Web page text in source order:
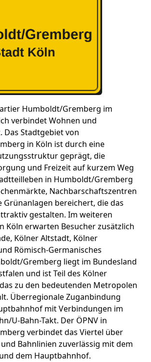
Humboldt/Gremberg im
verbindet Wohnen und
Das Stadtgebiet von
in Köln ist durch eine
geprägt, die
und Freizeit auf kurzem Weg
in Humboldt/Gremberg
Nachbarschaftszentren
Grünanlagen bereichert, die das
gestalten. Im weiteren
Köln erwarten Besucher zusätzlich
Kölner Altstadt, Kölner
Römisch-Germanisches
Gremberg liegt im Bundesland
und ist Teil des Kölner
zu den bedeutenden Metropolen
Überregionale Zuganbindung
mit Verbindungen im
U-Bahn-Takt. Der ÖPNV in
verbindet das Viertel über
Bahnlinien zuverlässig mit dem
dem Hauptbahnhof.